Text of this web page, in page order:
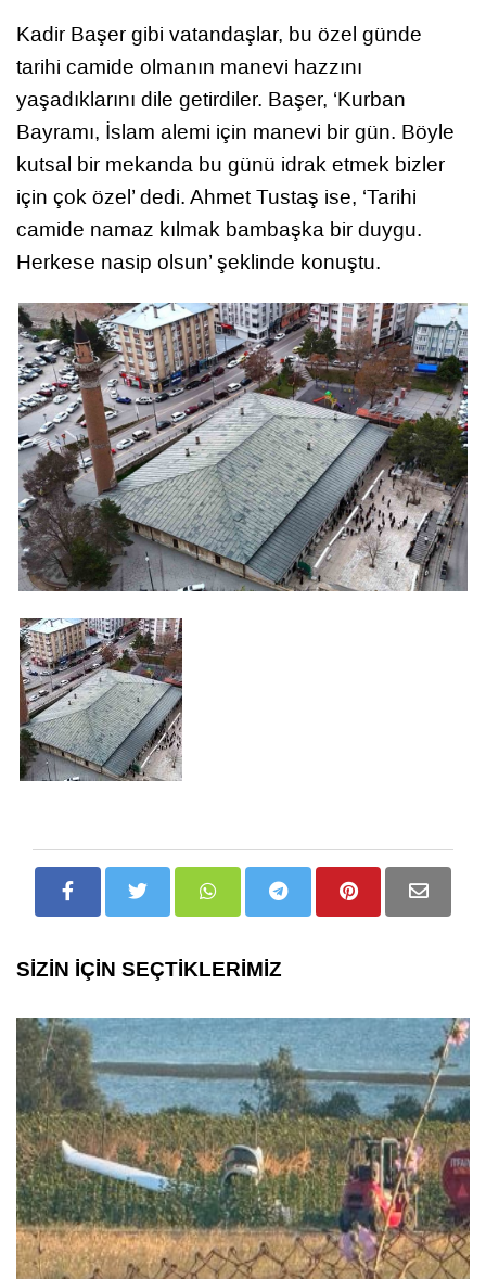
Kadir Başer gibi vatandaşlar, bu özel günde
tarihi camide olmanın manevi hazzını
yaşadıklarını dile getirdiler. Başer, ‘Kurban
Bayramı, İslam alemi için manevi bir gün. Böyle
kutsal bir mekanda bu günü idrak etmek bizler
için çok özel’ dedi. Ahmet Tustaş ise, ‘Tarihi
camide namaz kılmak bambaşka bir duygu.
Herkese nasip olsun’ şeklinde konuştu.
SİZİN İÇİN SEÇTİKLERİMİZ